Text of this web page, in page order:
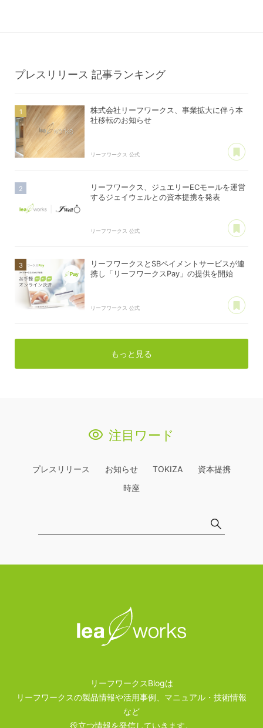
プレスリリース 記事ランキング
株式会社リーフワークス、事業拡大に伴う本
社移転のお知らせ
リーフワークス 公式
リーフワークス、ジュエリーECモールを運営
するジェイウェルとの資本提携を発表
リーフワークス 公式
リーフワークスとSBペイメントサービスが連
携し「リーフワークスPay」の提供を開始
リーフワークス 公式
もっと見る
注目ワード
プレスリリース お知らせ TOKIZA
資本提携
時座
リーフワークスBlogは
リーフワークスの製品情報や活用事例、マニュアル・技術情報
など
役立つ情報を発信していきます。